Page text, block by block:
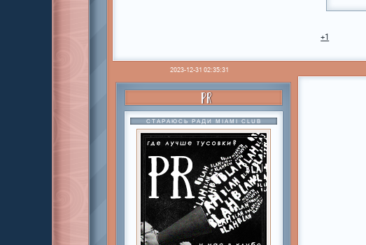
+1
2023-12-31 02:35:31
PR
СТАРАЮСЬ РАДИ MIAMI CLUB